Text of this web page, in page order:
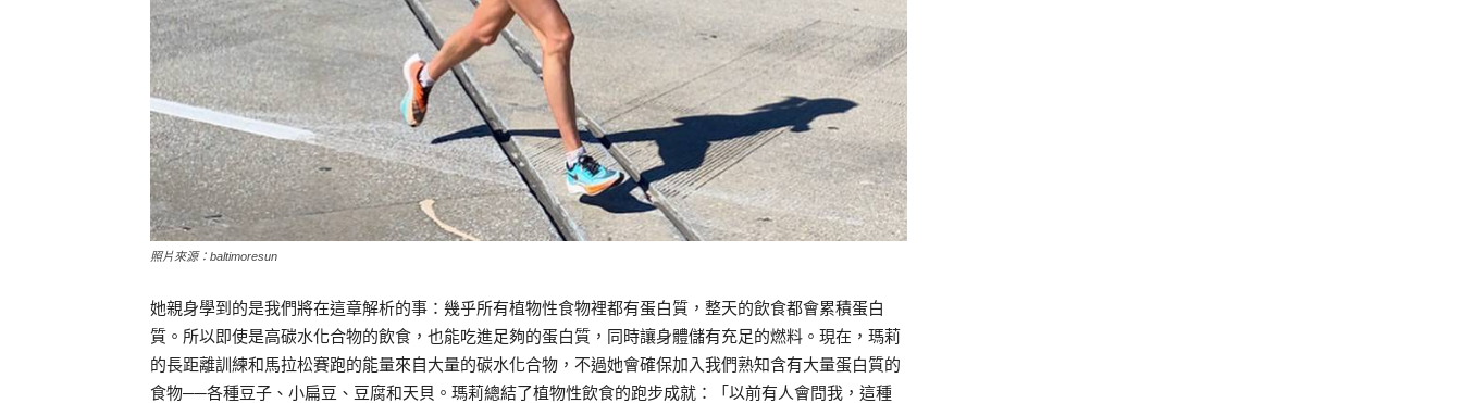
照片來源：baltimoresun
她親身學到的是我們將在這章解析的事：幾乎所有植物性食物裡都有蛋白質，整天的飲食都會累積蛋白
質。所以即使是高碳水化合物的飲食，也能吃進足夠的蛋白質，同時讓身體儲有充足的燃料。現在，瑪莉
的長距離訓練和馬拉松賽跑的能量來自大量的碳水化合物，不過她會確保加入我們熟知含有大量蛋白質的
食物──各種豆子、小扁豆、豆腐和天貝。瑪莉總結了植物性飲食的跑步成就：「以前有人會問我，這種